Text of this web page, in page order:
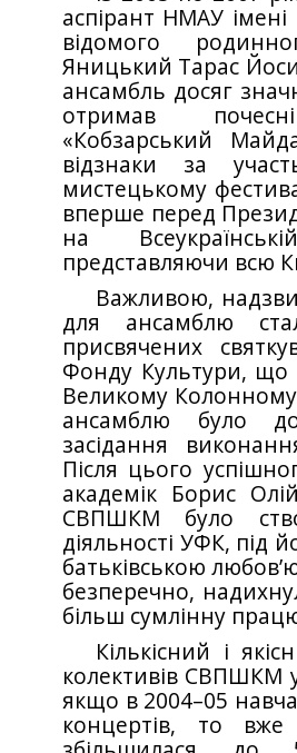
аспірант НМАУ
відомого
Яницький Тарас
ансамбль досяг
отримав
«Кобзарський
відзнаки за
мистецькому
вперше перед
на
представляючи всю
Важливою,
для ансамблю
присвячених
Фонду Культури, що
Великому Колонному
ансамблю було
засідання
Після цього
академік Борис
СВПШКМ було
діяльності УФК, під
батьківською
безперечно,
більш сумлінну
Кількісний і
колективів СВПШКМ
якщо в 2004–05
концертів, то вже